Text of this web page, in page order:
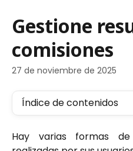
Gestione
comisiones
27 de noviembre de 2025
Índice de contenidos
Hay varias formas